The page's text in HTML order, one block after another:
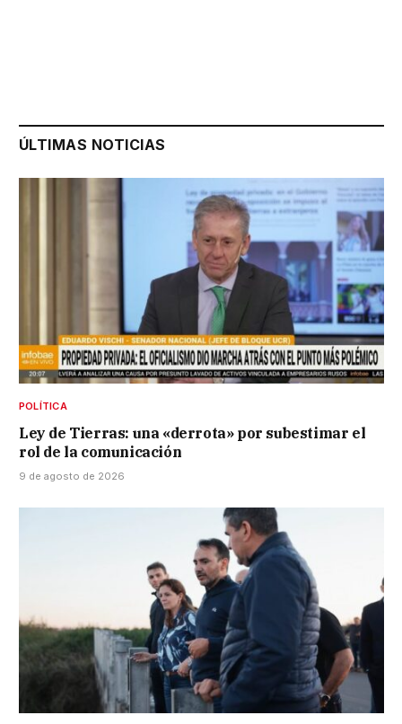
ÚLTIMAS NOTICIAS
POLÍTICA
Ley de Tierras: una «derrota» por subestimar el
rol de la comunicación
9 de agosto de 2026